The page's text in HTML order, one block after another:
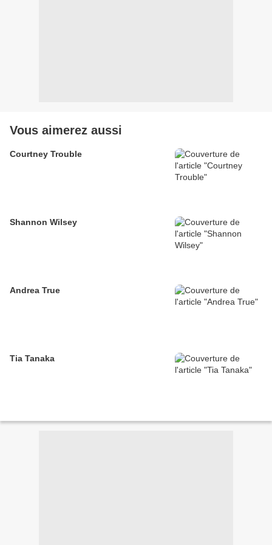
Vous aimerez aussi
Courtney Trouble
Shannon Wilsey
Andrea True
Tia Tanaka